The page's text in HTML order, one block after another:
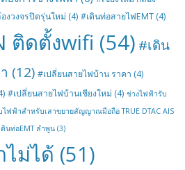
งวงจรปิดรุ่นใหม่ (4) #เดินท่อสายไฟEMT (4)
ติดตั้งwifi (54) #เดิน
(12) #เปลี่ยนสายไฟบ้าน ราคา (4)
#เปลี่ยนสายไฟบ้านเชียงใหม่ (4) ช่างไฟฟ้ารับ
ไฟฟ้าสำหรับเสาขยายสัญญาณมือถือ TRUE DTAC AIS
ดินท่อEMT ลำพูน (3)
ไม่ได้ (51)